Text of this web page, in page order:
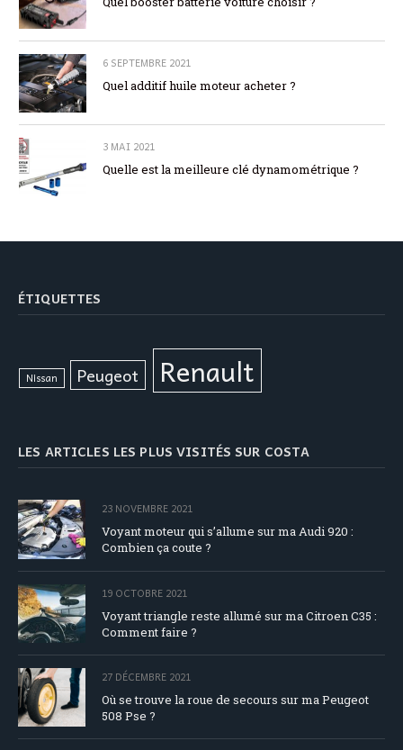
6 SEPTEMBRE 2021
Quel additif huile moteur acheter ?
3 MAI 2021
Quelle est la meilleure clé dynamométrique ?
ÉTIQUETTES
Nissan Peugeot Renault
LES ARTICLES LES PLUS VISITÉS SUR COSTA
23 NOVEMBRE 2021
Voyant moteur qui s’allume sur ma Audi 920 :
Combien ça coute ?
19 OCTOBRE 2021
Voyant triangle reste allumé sur ma Citroen C35 :
Comment faire ?
27 DÉCEMBRE 2021
Où se trouve la roue de secours sur ma Peugeot
508 Pse ?